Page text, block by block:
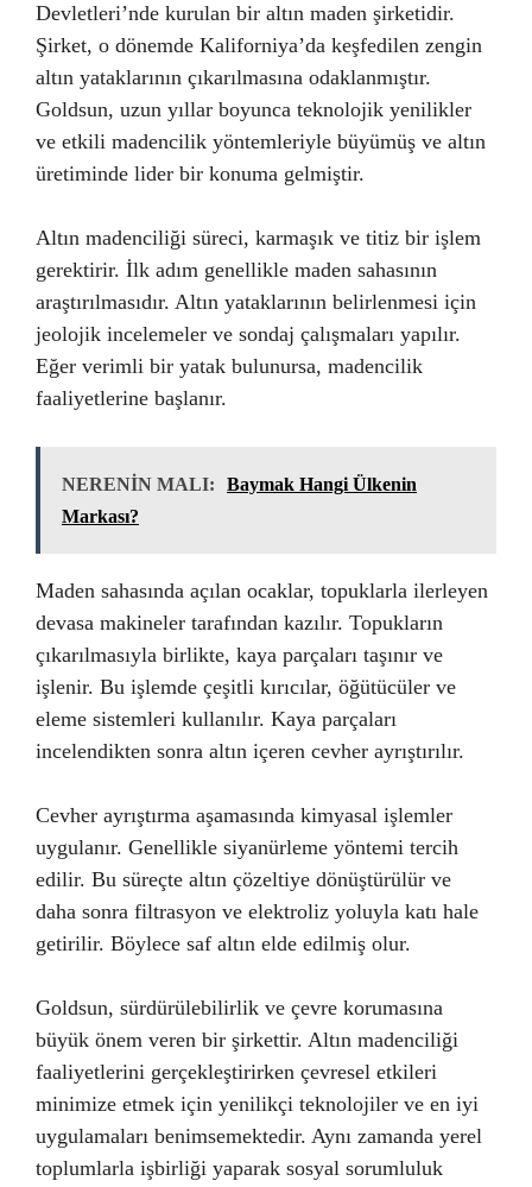
Devletleri’nde kurulan bir altın maden şirketidir.
Şirket, o dönemde Kaliforniya’da keşfedilen zengin
altın yataklarının çıkarılmasına odaklanmıştır.
Goldsun, uzun yıllar boyunca teknolojik yenilikler
ve etkili madencilik yöntemleriyle büyümüş ve altın
üretiminde lider bir konuma gelmiştir.
Altın madenciliği süreci, karmaşık ve titiz bir işlem
gerektirir. İlk adım genellikle maden sahasının
araştırılmasıdır. Altın yataklarının belirlenmesi için
jeolojik incelemeler ve sondaj çalışmaları yapılır.
Eğer verimli bir yatak bulunursa, madencilik
faaliyetlerine başlanır.
NERENİN MALI:
Baymak Hangi Ülkenin
Markası?
Maden sahasında açılan ocaklar, topuklarla ilerleyen
devasa makineler tarafından kazılır. Topukların
çıkarılmasıyla birlikte, kaya parçaları taşınır ve
işlenir. Bu işlemde çeşitli kırıcılar, öğütücüler ve
eleme sistemleri kullanılır. Kaya parçaları
incelendikten sonra altın içeren cevher ayrıştırılır.
Cevher ayrıştırma aşamasında kimyasal işlemler
uygulanır. Genellikle siyanürleme yöntemi tercih
edilir. Bu süreçte altın çözeltiye dönüştürülür ve
daha sonra filtrasyon ve elektroliz yoluyla katı hale
getirilir. Böylece saf altın elde edilmiş olur.
Goldsun, sürdürülebilirlik ve çevre korumasına
büyük önem veren bir şirkettir. Altın madenciliği
faaliyetlerini gerçekleştirirken çevresel etkileri
minimize etmek için yenilikçi teknolojiler ve en iyi
uygulamaları benimsemektedir. Aynı zamanda yerel
toplumlarla işbirliği yaparak sosyal sorumluluk